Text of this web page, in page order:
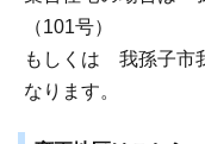
（101号）
もしくは 我孫子市
なります。